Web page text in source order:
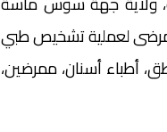
المرضى لعملية تشخيص طبي
أطباء أسنان، ممرضين،